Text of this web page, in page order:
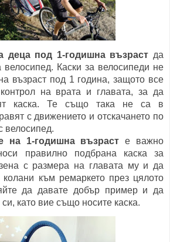
деца под 1-годишна възраст да
Каски за велосипеди не
възраст под 1 година, защото все
на врата и главата, за да
каска. Те също така не са в
с движението и отскачането по
велосипед.
на 1-годишна възраст е важно
правилно подбрана каска за
с размера на главата му и да
към ремаркето през цялото
да давате добър пример и да
като вие също носите каска.